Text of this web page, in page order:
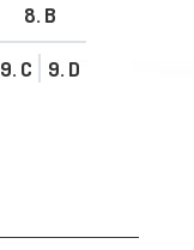
8. B
9. C 9. D